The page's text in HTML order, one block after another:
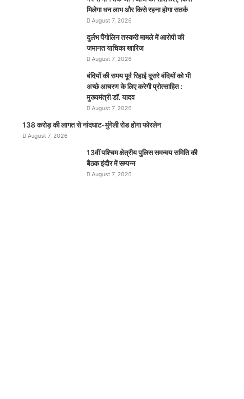
मिलेगा धन लाभ और किसे रहना होगा सतर्क
August 7, 2026
दुर्लभ पैंगोलिन तस्करी मामले में आरोपी की
जमानत याचिका खारिज
August 7, 2026
बंदियों की समय पूर्व रिहाई दूसरे बंदियों को भी
अच्छे आचरण के लिए करेगी प्रोत्साहित :
मुख्यमंत्री डॉ. यादव
August 7, 2026
138 करोड़ की लागत से नांदघाट-मुंगेली रोड होगा फोरलेन
August 7, 2026
13वीं पश्चिम क्षेत्रीय पुलिस समन्वय समिति की
बैठक इंदौर में सम्पन्न
August 7, 2026